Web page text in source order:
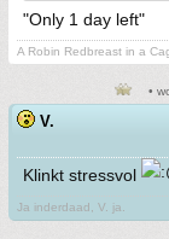
"Only 1 day left"
A Robin Redbreast in a
•
V.
Klinkt stressvol
Ja inderdaad, V. ja.